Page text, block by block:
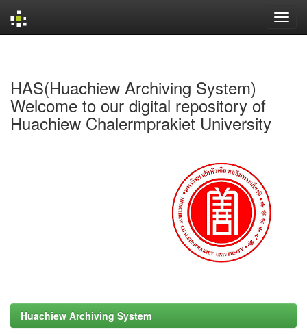
HAS(Huachiew Archiving System)
Welcome to our digital repository of
Huachiew Chalermprakiet University
Huachiew Archiving System